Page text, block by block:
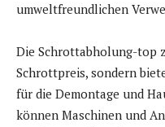
umweltfreundlichen
Die Schrottabholung-top
Schrottpreis, sondern
für die Demontage und
können Maschinen und